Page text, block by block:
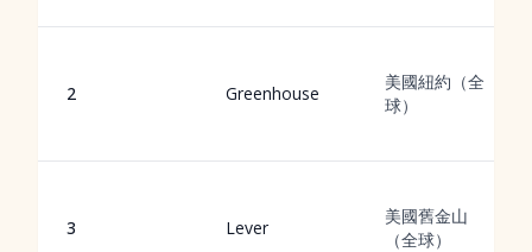
2 Greenhouse
美國紐約（全
球）
3 Lever
美國舊金山
（全球）